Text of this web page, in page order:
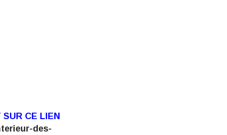
CE LIEN
des-